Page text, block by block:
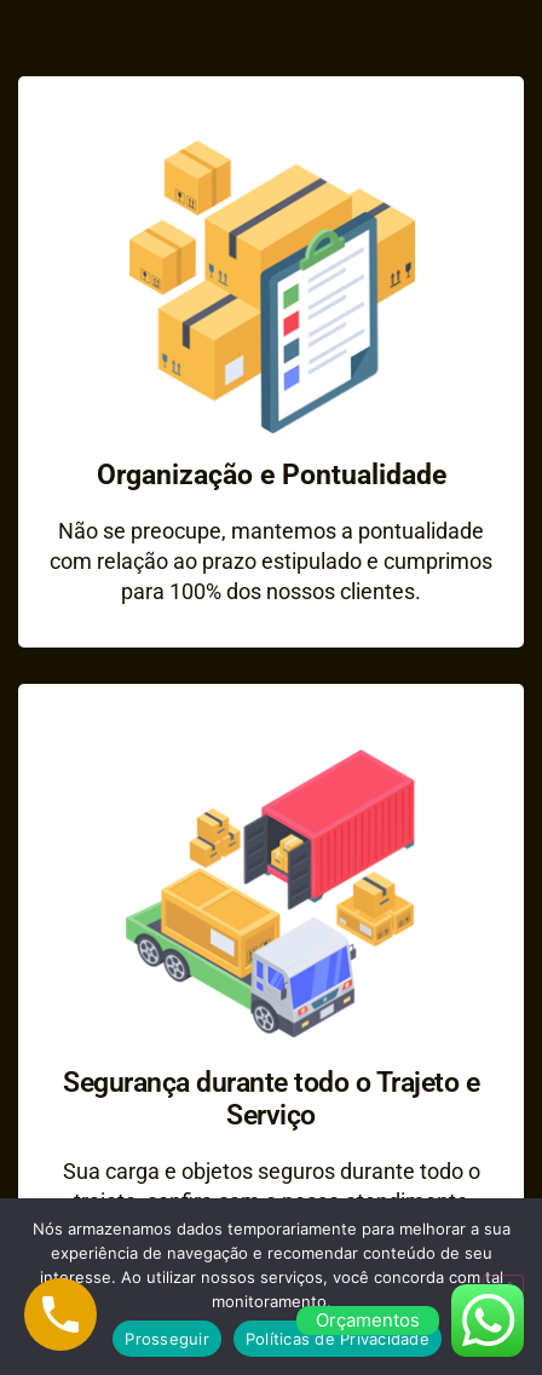
Organização e Pontualidade
Não se preocupe, mantemos a pontualidade
com relação ao prazo estipulado e cumprimos
para 100% dos nossos clientes.
Segurança durante todo o Trajeto e
Serviço
Sua carga e objetos seguros durante todo o
trajeto, confira com o nosso atendimento
opções para seguro da carga transportada.
Orçamentos
Nós armazenamos dados temporariamente para melhorar a sua
experiência de navegação e recomendar conteúdo de seu
interesse. Ao utilizar nossos serviços, você concorda com tal
monitoramento.
Prosseguir
Políticas de Privacidade